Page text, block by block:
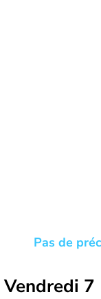
Pas de
Vendredi 7